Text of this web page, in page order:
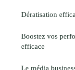
Dératisation
Boostez vos
efficace
Le média